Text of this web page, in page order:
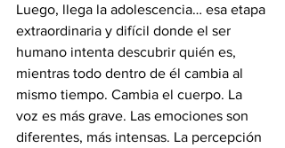
Luego, llega la adolescencia… esa etapa
extraordinaria y difícil donde el ser
humano intenta descubrir quién es,
mientras todo dentro de él cambia al
mismo tiempo. Cambia el cuerpo. La
voz es más grave. Las emociones son
diferentes, más intensas. La percepción